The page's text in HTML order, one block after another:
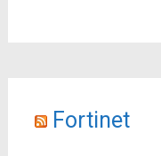
Fortinet